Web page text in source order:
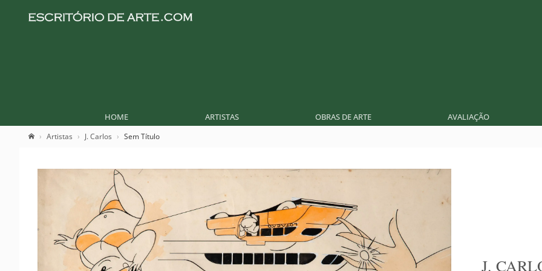
HOME ARTISTAS OBRAS DE ARTE AVALIAÇÃO
Artistas J. Carlos Sem Título
J.